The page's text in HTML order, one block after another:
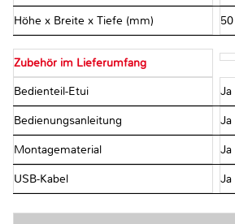
Höhe x Breite x Tiefe (mm)
Zubehör im Lieferumfang
Bedienteil-Etui Ja
Bedienungsanleitung Ja
Montagematerial Ja
USB-Kabel Ja